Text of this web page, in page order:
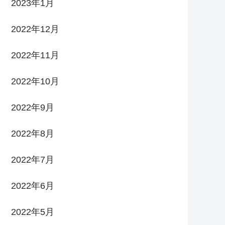
2023年1月
2022年12月
2022年11月
2022年10月
2022年9月
2022年8月
2022年7月
2022年6月
2022年5月